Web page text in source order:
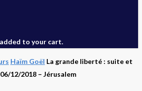
to your cart.
Haïm Goël La grande liberté : suite et
12/2018 – Jérusalem